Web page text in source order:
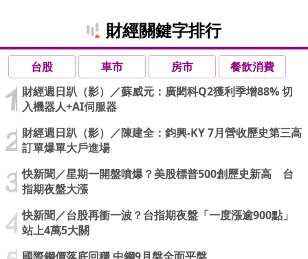
財經關鍵字排行
台股 車市 房市
餐飲消費
財經週日趴（影）／蘇威元：廣閎科Q2獲利季增88% 切
入機器人+AI伺服器
財經週日趴（影）／陳建全：鈞興-KY 7月營收歷史第三高
訂單爆單大戶進場
快新聞／星期一開盤噴爆？美股標普500創歷史新高 台
指期夜盤大漲
快新聞／台股再衝一波？台指期夜盤「一度漲逾900點」
站上4萬5大關